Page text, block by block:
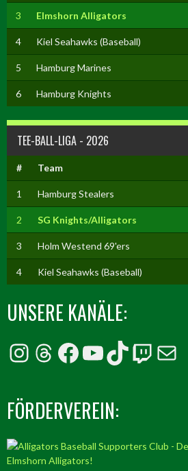
3 Elmshorn Alligators
4 Kiel Seahawks (Baseball)
5 Hamburg Marines
6 Hamburg Knights
TEE-BALL-LIGA - 2026
# Team
1 Hamburg Stealers
2 SG Knights/Alligators
3 Holm Westend 69'ers
4 Kiel Seahawks (Baseball)
UNSERE KANÄLE:
Instagram
Threads
Facebook
YouTube
TikTok
Twitch
E-Mail
FÖRDERVEREIN: